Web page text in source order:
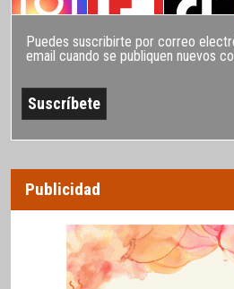
Puedes suscribirte por correo
email cuando se publiquen nuevos
Publicidad